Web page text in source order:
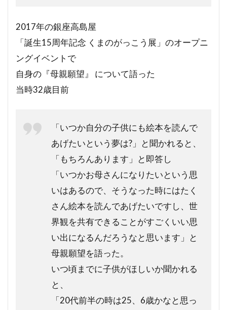
2017年の銀座高島屋
「誕生15周年記念 くまのがっこう展」のオープニ
ングイベントで
自身の『母親願望』 について語った
当時32歳目前
「いつか自分の子供にも絵本を読んで
あげたいという夢は?」と聞かれると、
「もちろんあります」と即答し
「いつかお母さんになりたいという思
いはあるので、そうなった時にはたく
さん絵本を読んであげたいですし、世
界観を共有できることがすごくいい思
い出になるんだろうなと思います」と
母親願望を語った。
いつ頃までに子供がほしいか聞かれる
と、
「20代前半の時は25、6歳かなと思っ